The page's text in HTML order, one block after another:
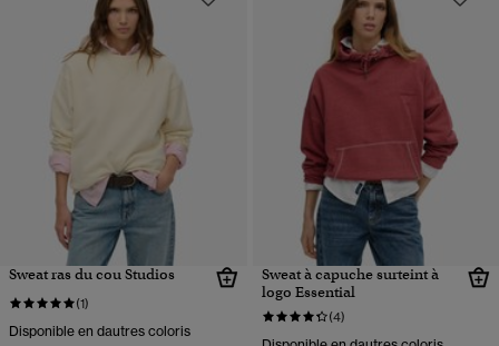
Sweat ras du cou Studios
(1)
Disponible en dautres coloris
Sweat à capuche surteint à
logo Essential
(4)